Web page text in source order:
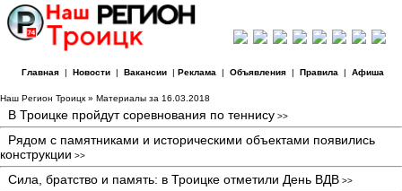
Главная| Новости| Вакансии| Реклама | Объявления| Правила | Афиша
Наш Регион Троицк » Материалы за 16.03.2018
В Троицке пройдут соревнования по теннису >>
Рядом с памятниками и историческими объектами появились
конструкции >>
Сила, братство и память: в Троицке отметили День ВДВ >>